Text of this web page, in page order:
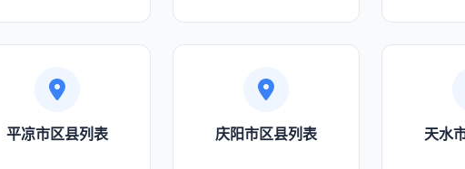
平凉市区县列表 庆阳市区县列表 天水